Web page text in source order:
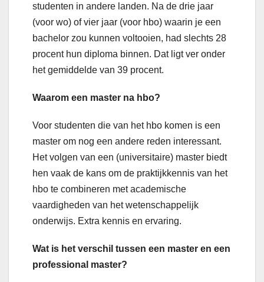
studenten in andere landen. Na de drie jaar
(voor wo) of vier jaar (voor hbo) waarin je een
bachelor zou kunnen voltooien, had slechts 28
procent hun diploma binnen. Dat ligt ver onder
het gemiddelde van 39 procent.
Waarom een master na hbo?
Voor studenten die van het hbo komen is een
master om nog een andere reden interessant.
Het volgen van een (universitaire) master biedt
hen vaak de kans om de praktijkkennis van het
hbo te combineren met academische
vaardigheden van het wetenschappelijk
onderwijs. Extra kennis en ervaring.
Wat is het verschil tussen een master en een
professional master?